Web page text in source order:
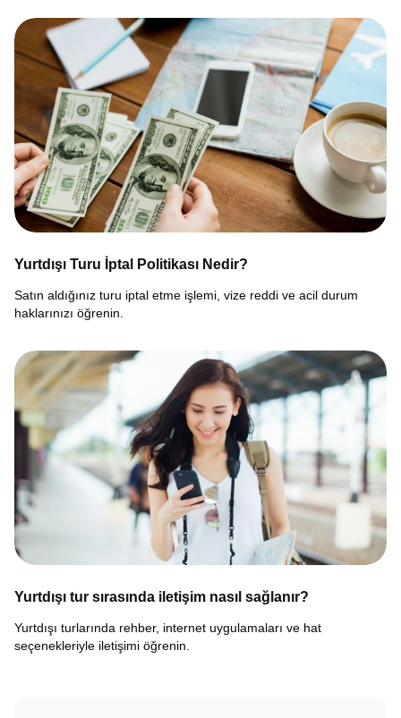
Yurtdışı Turu İptal Politikası Nedir?
Satın aldığınız turu iptal etme işlemi, vize reddi ve acil durum
haklarınızı öğrenin.
Yurtdışı tur sırasında iletişim nasıl sağlanır?
Yurtdışı turlarında rehber, internet uygulamaları ve hat
seçenekleriyle iletişimi öğrenin.